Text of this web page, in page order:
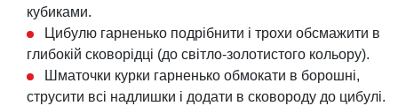
кубиками.
Цибулю гарненько подрібнити і трохи обсмажити в
глибокій сковорідці (до світло-золотистого кольору).
Шматочки курки гарненько обмокати в борошні,
струсити всі надлишки і додати в сковороду до цибулі.